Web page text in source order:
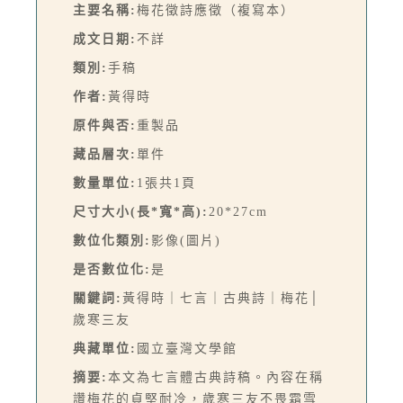
主要名稱: 梅花徵詩應徵（複寫本）
成文日期: 不詳
類別: 手稿
作者: 黃得時
原件與否: 重製品
藏品層次: 單件
數量單位: 1張共1頁
尺寸大小(長*寬*高): 20*27cm
數位化類別: 影像(圖片)
是否數位化: 是
關鍵詞: 黃得時｜七言｜古典詩｜梅花│
歲寒三友
典藏單位: 國立臺灣文學館
摘要: 本文為七言體古典詩稿。內容在稱
讚梅花的貞堅耐冷，歲寒三友不畏霜雪